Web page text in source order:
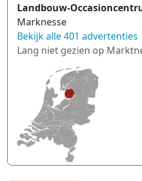
Landbouw-
Marknesse
Bekijk alle 401 advertenties
Lang niet gezien op